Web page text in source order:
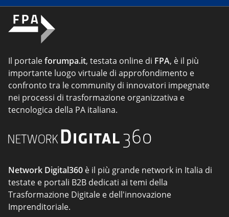
Il portaleforumpa.it, testata online di FPA, è il più
importante luogo virtuale di approfondimento e
confronto tra le community di innovatori impegnate
nei processi di trasformazione organizzativa e
tecnologica della PA italiana.
Network Digital360 è il più grande network in Italia di
testate e portali B2B dedicati ai temi della
Trasformazione Digitale e dell'innovazione
Imprenditoriale.